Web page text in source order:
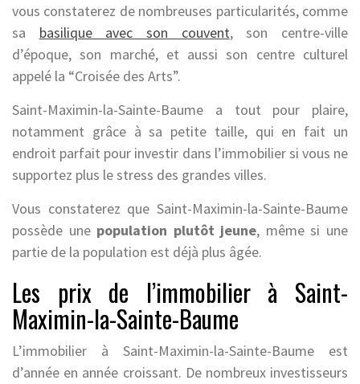
vous constaterez de nombreuses particularités, comme
sa basilique avec son couvent, son centre-ville
d’époque, son marché, et aussi son centre culturel
appelé la “Croisée des Arts”.
Saint-Maximin-la-Sainte-Baume a tout pour plaire,
notamment grâce à sa petite taille, qui en fait un
endroit parfait pour investir dans l’immobilier si vous ne
supportez plus le stress des grandes villes.
Vous constaterez que Saint-Maximin-la-Sainte-Baume
possède une population plutôt jeune, même si une
partie de la population est déjà plus âgée.
Les prix de l’immobilier à Saint-
Maximin-la-Sainte-Baume
L’immobilier à Saint-Maximin-la-Sainte-Baume est
d’année en année croissant. De nombreux investisseurs